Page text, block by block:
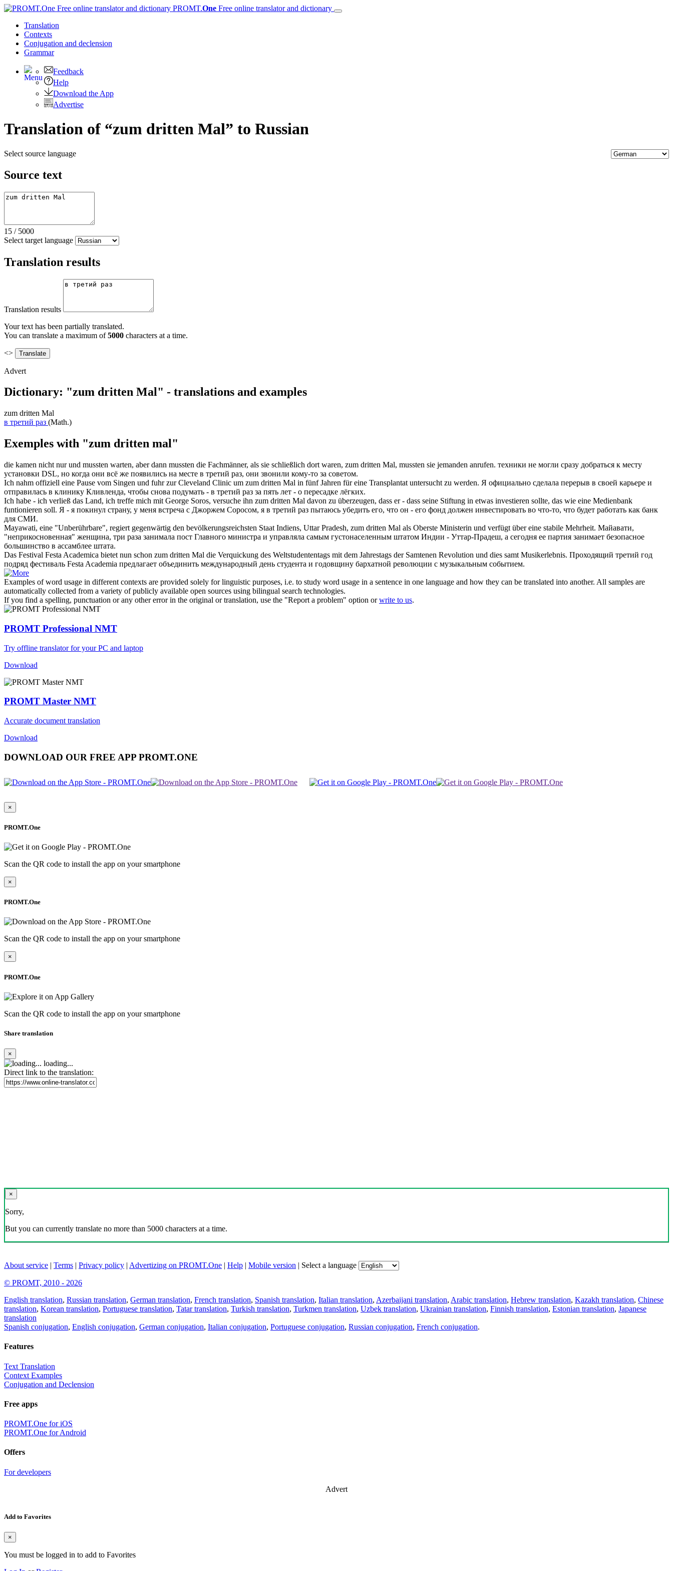
PROMT.One Free online translator and dictionary
Translation
Contexts
Conjugation and declension
Grammar
Feedback
Help
Download the App
Advertise
Translation of “zum dritten Mal” to Russian
Select source language
Source text
15 / 5000
Select target language
Translation results
Translation results
Your text has been partially translated.
You can translate a maximum of5000 characters at a time.
<>
Advert
Dictionary: "zum dritten Mal" - translations and examples
zum dritten Mal
в третий раз (Math.)
Exemples with "zum dritten mal"
die kamen nicht nur und mussten warten, aber dann mussten die Fachmänner, als sie schließlich dort waren, zum dritten Mal, mussten sie jemanden anrufen. техники не могли сразу добраться к месту
установки DSL, но когда они всё же появились на месте в третий раз, они звонили кому-то за советом.
Ich nahm offiziell eine Pause vom Singen und fuhr zur Cleveland Clinic um zum dritten Mal in fünf Jahren für eine Transplantat untersucht zu werden. Я официально сделала перерыв в своей карьере и
отправилась в клинику Кливленда, чтобы снова подумать - в третий раз за пять лет - о пересадке лёгких.
Ich habe - ich verließ das Land, ich treffe mich mit George Soros, versuche ihn zum dritten Mal davon zu überzeugen, dass er - dass seine Stiftung in etwas investieren sollte, das wie eine Medienbank
funtionieren soll. Я - я покинул страну, у меня встреча с Джоржем Соросом, я в третий раз пытаюсь убедить его, что он - его фонд должен инвестировать во что-то, что будет работать как банк
для СМИ.
Mayawati, eine "Unberührbare", regiert gegenwärtig den bevölkerungsreichsten Staat Indiens, Uttar Pradesh, zum dritten Mal als Oberste Ministerin und verfügt über eine stabile Mehrheit. Майавати,
"неприкосновенная" женщина, три раза занимала пост Главного министра и управляла самым густонаселенным штатом Индии - Уттар-Прадеш, а сегодня ее партия занимает безопасное
большинство в ассамблее штата.
Das Festival Festa Academica bietet nun schon zum dritten Mal die Verquickung des Weltstudententags mit dem Jahrestags der Samtenen Revolution und dies samt Musikerlebnis. Проходящий третий год
подряд фестиваль Festa Academia предлагает объединить международный день студента и годовщину бархатной революции с музыкальным событием.
Examples of word usage in different contexts are provided solely for linguistic purposes, i.e. to study word usage in a sentence in one language and how they can be translated into another. All samples are
automatically collected from a variety of publicly available open sources using bilingual search technologies.
If you find a spelling, punctuation or any other error in the original or translation, use the "Report a problem" option orwrite to us.
PROMT Professional NMT
Try offline translator for your PC and laptop
Download
PROMT Master NMT
Accurate document translation
Download
DOWNLOAD OUR FREE APP PROMT.ONE
×
PROMT.One
Scan the QR code to install the app on your smartphone
×
PROMT.One
Scan the QR code to install the app on your smartphone
×
PROMT.One
Scan the QR code to install the app on your smartphone
Share translation
×
loading...
Direct link to the translation:
×
Sorry,
But you can currently translate no more than 5000 characters at a time.
About service | Terms | Privacy policy | Advertizing on PROMT.One | Help | Mobile version | Select a language
© PROMT, 2010 - 2026
English translation, Russian translation, German translation, French translation, Spanish translation, Italian translation, Azerbaijani translation, Arabic translation, Hebrew translation, Kazakh translation, Chinese
translation, Korean translation, Portuguese translation, Tatar translation, Turkish translation, Turkmen translation, Uzbek translation, Ukrainian translation, Finnish translation, Estonian translation, Japanese
translation
Spanish conjugation, English conjugation, German conjugation, Italian conjugation, Portuguese conjugation, Russian conjugation, French conjugation.
Features
Text Translation
Context Examples
Conjugation and Declension
Free apps
PROMT.One for iOS
PROMT.One for Android
Offers
For developers
Advert
Add to Favorites
×
You must be logged in to add to Favorites